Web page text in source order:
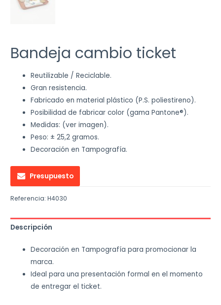
Bandeja cambio ticket
Reutilizable / Reciclable.
Gran resistencia.
Fabricado en material plástico (P.S. poliestireno).
Posibilidad de fabricar color (gama Pantone®).
Medidas: (ver imagen).
Peso: ± 25,2 gramos.
Decoración en Tampografía.
Presupuesto
Referencia:H4030
Descripción
Decoración en Tampografía para promocionar la
marca.
Ideal para una presentación formal en el momento
de entregar el ticket.